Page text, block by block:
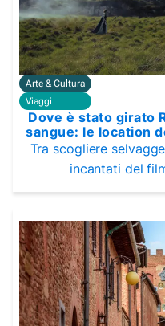
Arte & Cultura
Viaggi
Dove è stato girato
sangue: le location
Tra scogliere
incantati del